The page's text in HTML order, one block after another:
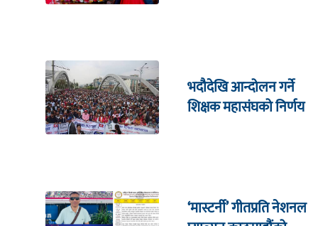
भदौदेखि आन्दोलन गर्ने
शिक्षक महासंघको निर्णय
‘मास्टर्नी’ गीतप्रति नेशनल